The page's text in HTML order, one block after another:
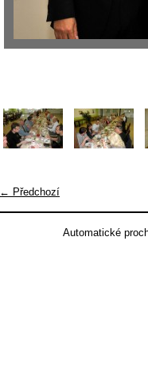
← Předchozí
Automatické